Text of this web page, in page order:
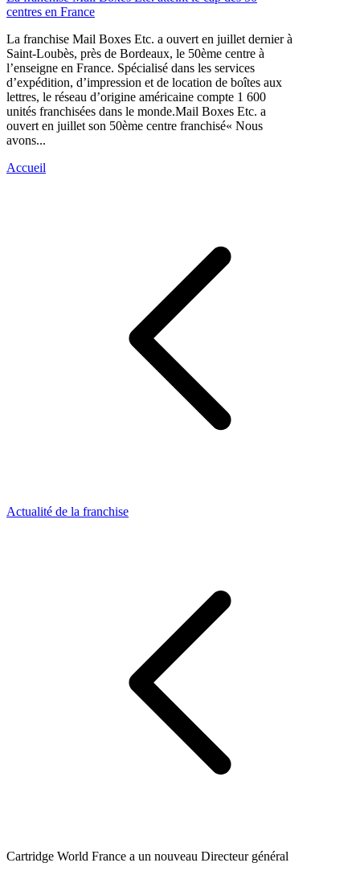
centres en France
La franchise Mail Boxes Etc. a ouvert en juillet dernier à
Saint-Loubès, près de Bordeaux, le 50ème centre à
l’enseigne en France. Spécialisé dans les services
d’expédition, d’impression et de location de boîtes aux
lettres, le réseau d’origine américaine compte 1 600
unités franchisées dans le monde.Mail Boxes Etc. a
ouvert en juillet son 50ème centre franchisé« Nous
avons...
Accueil
Actualité de la franchise
Cartridge World France a un nouveau Directeur général